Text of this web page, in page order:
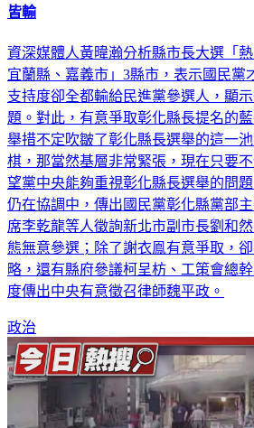
黃暐瀚點名彰化藍恐失守 謝衣鳯喊話
資深媒體人黃暐瀚分析縣市長大選「
宜蘭縣、嘉義市」3縣市，表示國民黨
支持度卻全都輸給民進黨參選人，顯
題。對此，有意爭取彰化縣長提名的藍
舉措不定吹皺了彰化縣長選舉的這一
棋，那當然基層非常緊張，現在只要
望黨中央能夠重視彰化縣長選舉的問
仍在協調中，傳出國民黨彰化縣黨部
席李乾龍等人徵詢新北市副市長劉和
態無意參選；除了謝衣鳯有意爭取，
略，還有縣府參議柯呈枋、工策會總
政治